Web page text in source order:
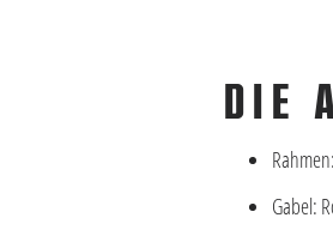
DIE
Gabel: